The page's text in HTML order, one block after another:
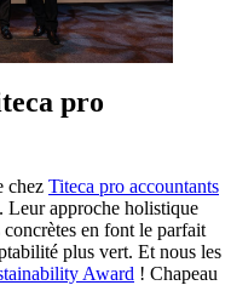
pro
chez Titeca pro accountants
approche holistique
en font le parfait
plus vert. Et nous les
Award ! Chapeau